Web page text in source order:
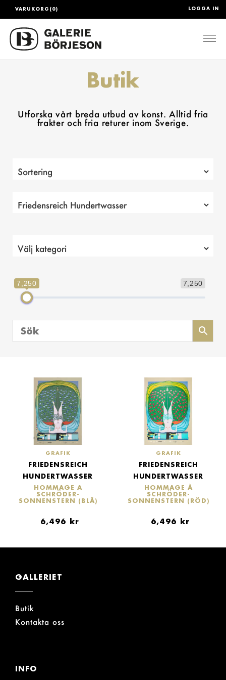
LOGGA IN
VARUKORG(0)
Butik
Utforska vårt breda utbud av konst. Alltid fria
frakter och fria returer inom Sverige.
7,250
7,250
GRAFIK
FRIEDENSREICH
HUNDERTWASSER
HOMMAGE A
SCHRÖDER-
SONNENSTERN (BLÅ)
6,496 kr
GRAFIK
FRIEDENSREICH
HUNDERTWASSER
HOMMAGE À
SCHRÖDER-
SONNENSTERN (RÖD)
6,496 kr
GALLERIET
Butik
Kontakta oss
INFO